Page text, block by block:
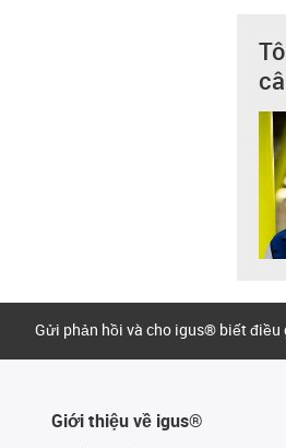
Gửi phản hồi và cho igus® biết điều
Giới thiệu về igus®